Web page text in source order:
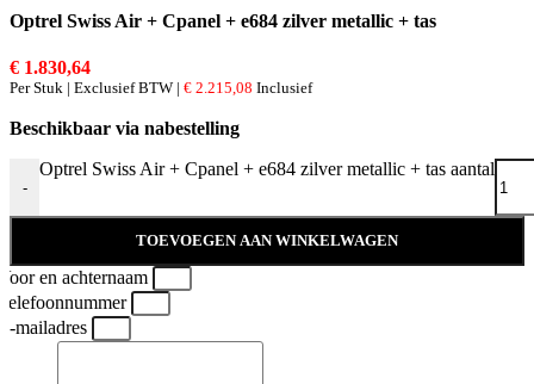
Optrel Swiss Air + Cpanel + e684 zilver metallic + tas
€ 1.830,64
Per Stuk | Exclusief BTW | € 2.215,08 Inclusief
Beschikbaar via nabestelling
-
Optrel Swiss Air + Cpanel + e684 zilver metallic + tas aantal
TOEVOEGEN AAN WINKELWAGEN
en achternaam
mailadres